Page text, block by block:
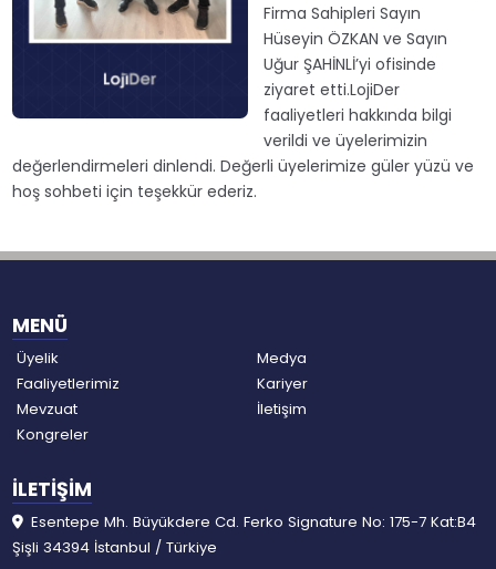
Firma Sahipleri Sayın
Hüseyin ÖZKAN ve Sayın
Uğur ŞAHİNLİ’yi ofisinde
ziyaret etti.LojiDer
faaliyetleri hakkında bilgi
verildi ve üyelerimizin
değerlendirmeleri dinlendi. Değerli üyelerimize güler yüzü ve
hoş sohbeti için teşekkür ederiz.
MENÜ
Üyelik
Faaliyetlerimiz
Mevzuat
Kongreler
Medya
Kariyer
İletişim
İLETİŞİM
Esentepe Mh. Büyükdere Cd. Ferko Signature No: 175-7 Kat:B4
Şişli 34394 İstanbul / Türkiye